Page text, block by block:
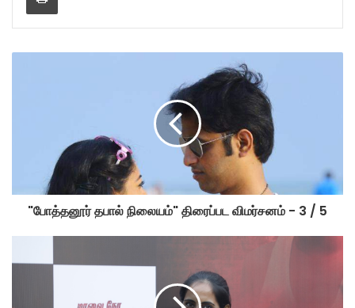
"போத்தனூர் தபால் நிலையம்" திரைப்பட விமர்சனம் - 3 / 5